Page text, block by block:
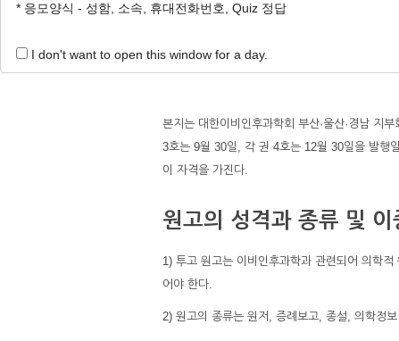
표지양식(원저,증례,특집,정보) 본
Endnote Style
본지는 대한이비인후과학회 부산·울산·경남 지
3호는 9월 30일, 각 권 4호는 12월 30일을 발행
이 자격을 가진다.
원고의 성격과 종류 및
1) 투고 원고는 이비인후과학과 관련되어 의학
어야 한다.
2) 원고의 종류는 원저, 증례보고, 종설, 의학정
* 응모양식 - 성함, 소속, 휴대전화번호, Quiz 정답
I don't want to open this window for a day.